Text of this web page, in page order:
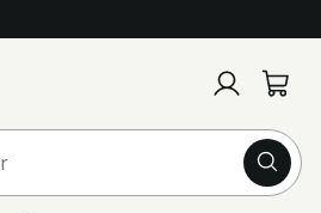
inn